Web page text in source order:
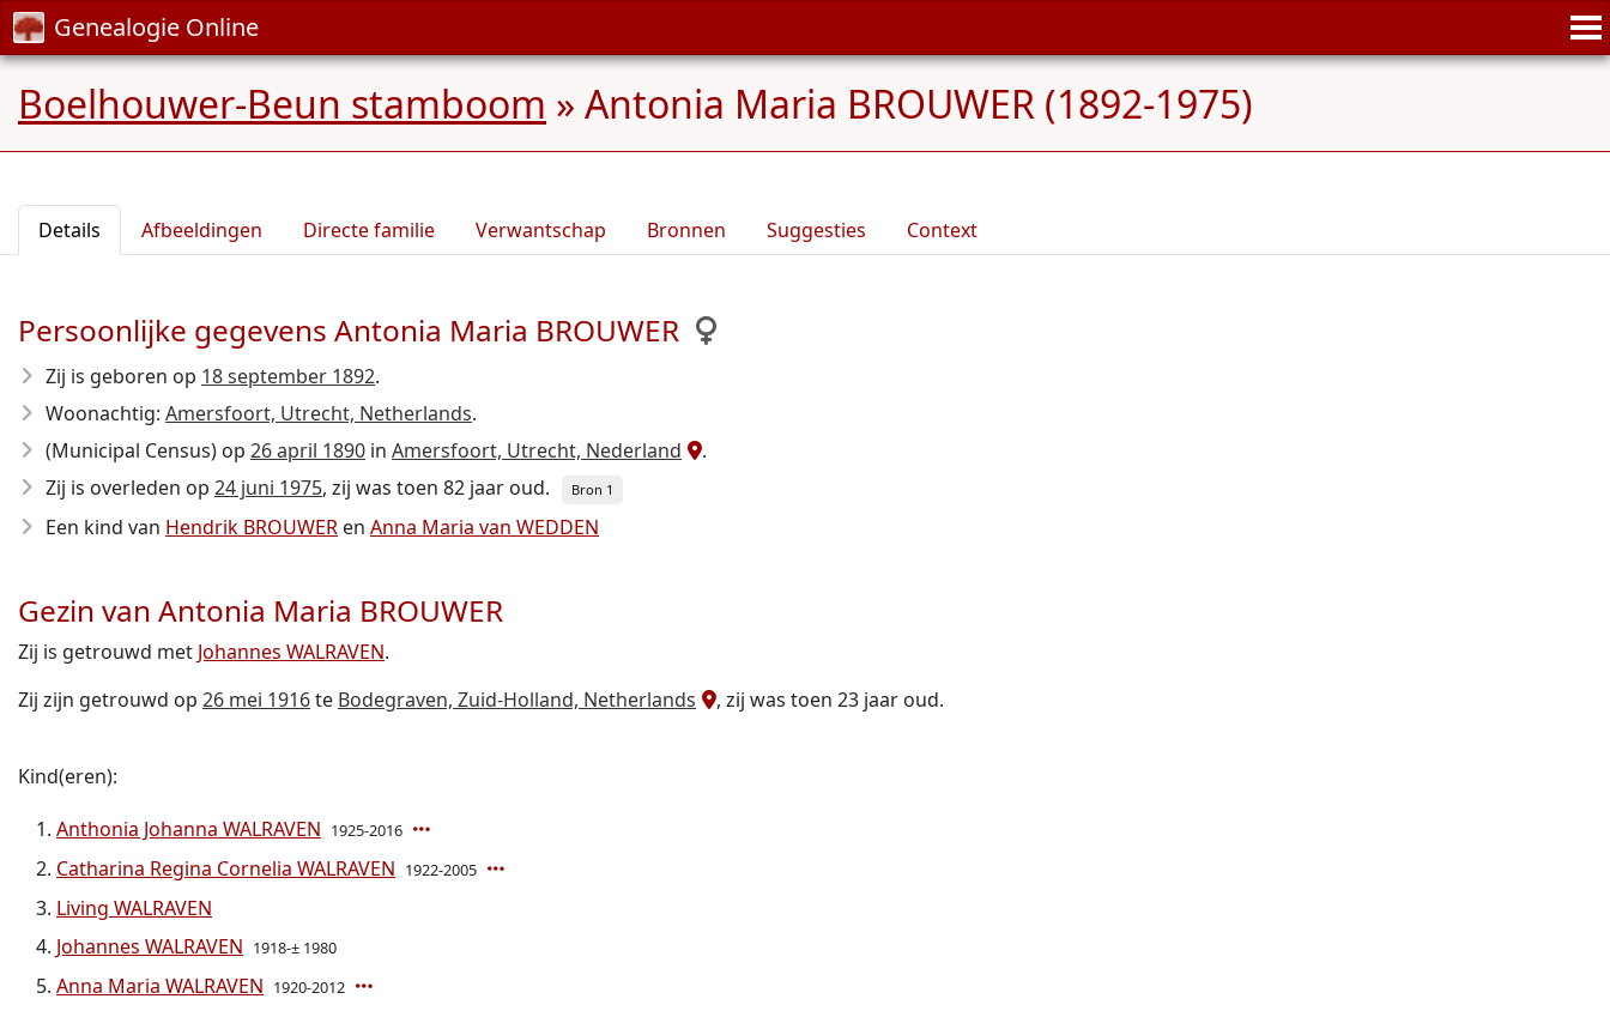
Genealogie Online
Boelhouwer-Beun stamboom » Antonia Maria BROUWER (1892-1975)
Details Afbeeldingen Directe familie Verwantschap Bronnen Suggesties Context
Persoonlijke gegevens Antonia Maria BROUWER
Zij is geboren op 18 september 1892.
Woonachtig: Amersfoort, Utrecht, Netherlands.
(Municipal Census) op 26 april 1890 in Amersfoort, Utrecht, Nederland
.
Zij is overleden op 24 juni 1975, zij was toen 82 jaar oud. Bron 1
Een kind van Hendrik BROUWER en Anna Maria van WEDDEN
Gezin van Antonia Maria BROUWER
Zij is getrouwd met Johannes WALRAVEN.
Zij zijn getrouwd op 26 mei 1916te Bodegraven, Zuid-Holland, Netherlands , zij was toen 23 jaar oud.
Kind(eren):
Anthonia Johanna WALRAVEN 1925-2016
Catharina Regina Cornelia WALRAVEN 1922-2005
Living WALRAVEN
Johannes WALRAVEN 1918-± 1980
Anna Maria WALRAVEN 1920-2012